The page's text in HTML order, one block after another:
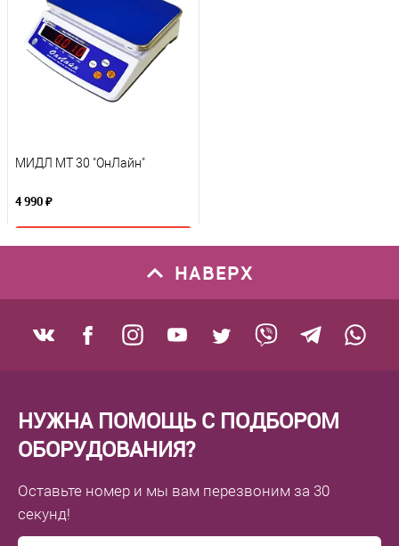
МИДЛ МТ 30 "ОнЛайн"
4 990 ₽
К сравнению
В избранное
НАВЕРХ
НУЖНА ПОМОЩЬ С ПОДБОРОМ
ОБОРУДОВАНИЯ?
Оставьте номер и мы вам перезвоним за 30
секунд!